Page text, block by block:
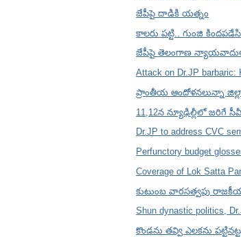
జేపీపై దాడికి యత్నం
కాలరు పట్టి.. గుంజి కిందపడేసి..
జేపీపై తెలంగాణ
Attack on Dr.JP barbaric:
ప్రాంతీయ ఆందోళనలున్నా
11,12న న్యూఢిల్లీలో జరిగే
Dr.JP to address CVC
Perfunctory budget
Coverage of Lok Satta
కుటుంబ వారసత్వపు
Shun dynastic politics,
కొండను తవ్వి ఎలకను